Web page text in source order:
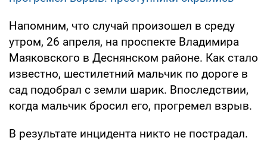
Напомним, что случай произошел в среду
утром, 26 апреля, на проспекте Владимира
Маяковского в Деснянском районе. Как стало
известно, шестилетний мальчик по дороге в
сад подобрал с земли шарик. Впоследствии,
когда мальчик бросил его, прогремел взрыв.
В результате инцидента никто не пострадал.